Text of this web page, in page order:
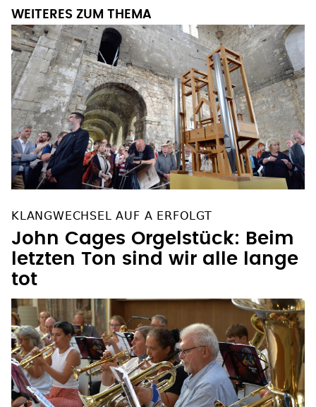
WEITERES ZUM THEMA
KLANGWECHSEL AUF A ERFOLGT
John Cages Orgelstück: Beim
letzten Ton sind wir alle lange
tot